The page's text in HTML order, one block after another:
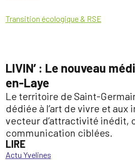
Transition écologique & RSE
LIVIN’ : Le nouveau
en-Laye
Le territoire de Saint-
dédiée à l’art de vivre et aux
vecteur d’attractivité inédit,
communication ciblées.
LIRE
Actu Yvelines